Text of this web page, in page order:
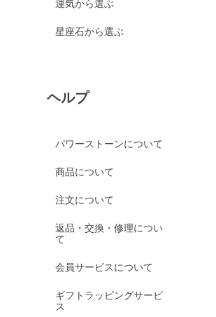
運気から選ぶ
星座石から選ぶ
ヘルプ
パワーストーンについて
商品について
注文について
返品・交換・修理につい
て
会員サービスについて
ギフトラッピングサービ
ス